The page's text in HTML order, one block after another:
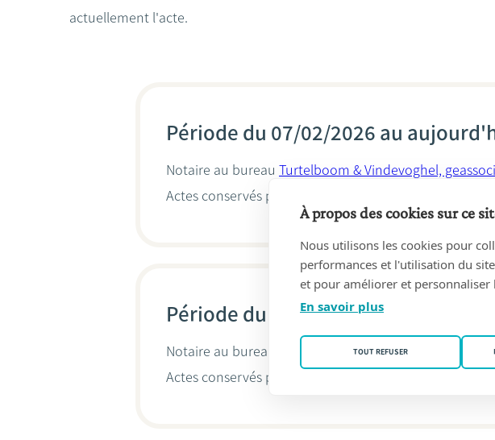
actuellement l'acte.
Période du 07/02/2026 au
Notaire au bureau Turtelboom & Vindevoghel,
Actes conservés par
Période du 01/12/2021 au 23/11/2025
Notaire au bureau Turtelboom & Vindevoghel,
Actes conservés par
À propos des cookies sur ce
Nous utilisons les cookies pour
performances et l'utilisation du
et pour améliorer et personnaliser
En savoir plus
TOUT REFUSER